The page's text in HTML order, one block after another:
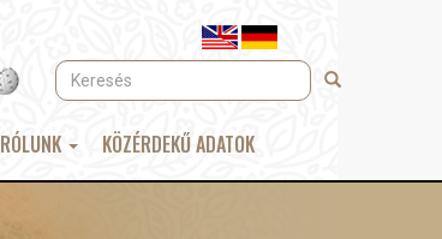
Keresés Keresés
RÓLUNK KÖZÉRDEKŰ ADATOK